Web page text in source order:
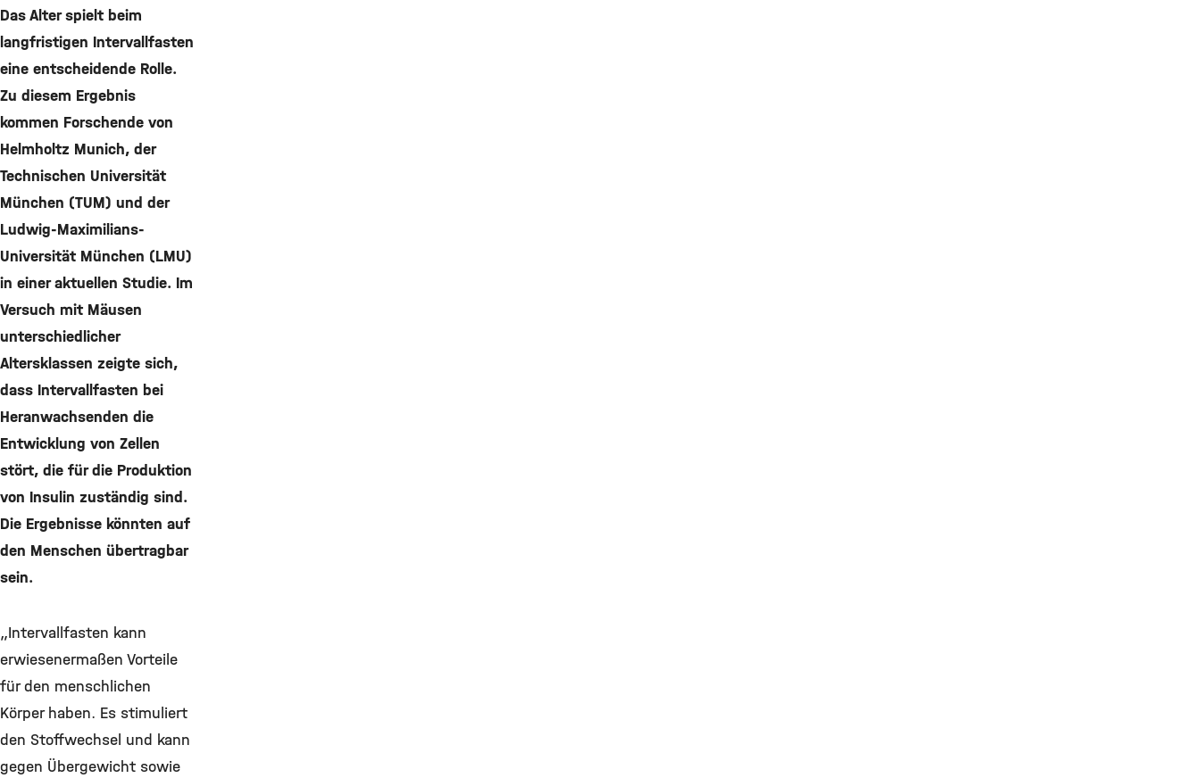
Das Alter spielt beim
langfristigen Intervallfasten
eine entscheidende Rolle.
Zu diesem Ergebnis
kommen Forschende von
Helmholtz Munich, der
Technischen Universität
München (TUM) und der
Ludwig-Maximilians-
Universität München (LMU)
in einer aktuellen Studie. Im
Versuch mit Mäusen
unterschiedlicher
Altersklassen zeigte sich,
dass Intervallfasten bei
Heranwachsenden die
Entwicklung von Zellen
stört, die für die Produktion
von Insulin zuständig sind.
Die Ergebnisse könnten auf
den Menschen übertragbar
sein.
„Intervallfasten kann
erwiesenermaßen Vorteile
für den menschlichen
Körper haben. Es stimuliert
den Stoffwechsel und kann
gegen Übergewicht sowie